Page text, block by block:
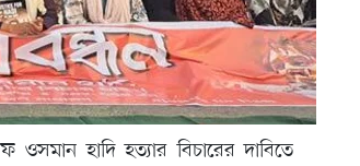
ওসমান হাদি হত্যার বিচারের দাবিতে